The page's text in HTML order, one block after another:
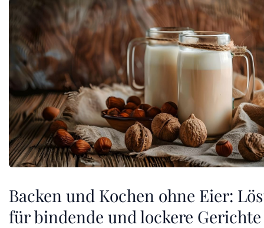
Backen und Kochen ohne Eier:
für bindende und lockere Gerichte